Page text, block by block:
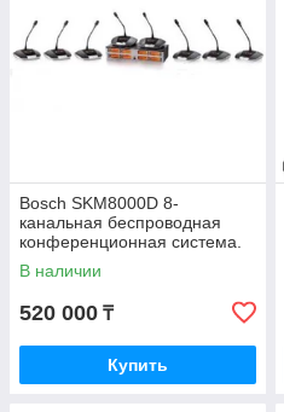
Bosch SKM8000D 8-
канальная беспроводная
конференционная система.
В наличии
520 000 ₸
Купить